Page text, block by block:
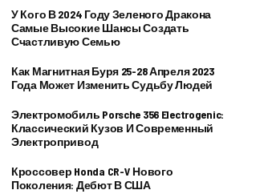
У Кого В 2024 Году Зеленого Дракона
Самые Высокие Шансы Создать
Счастливую Семью
Как Магнитная Буря 25-28 Апреля 2023
Года Может Изменить Судьбу Людей
Электромобиль Porsche 356 Electrogenic:
Классический Кузов И Современный
Электропривод
Кроссовер Honda CR-V Нового
Поколения: Дебют В США